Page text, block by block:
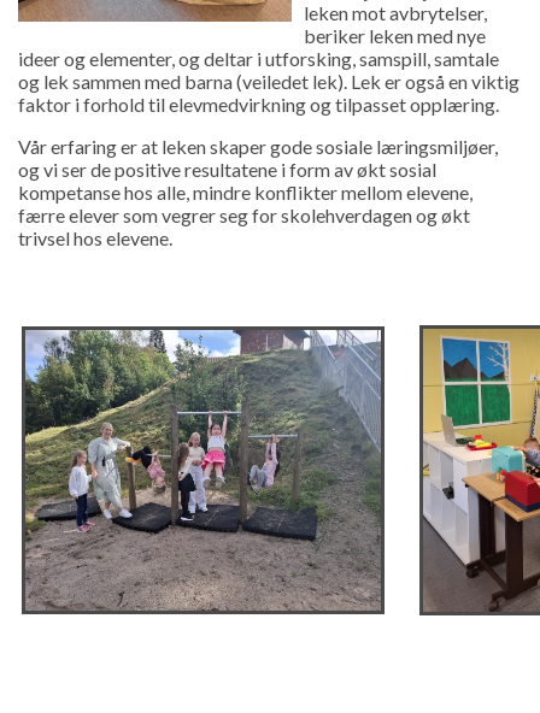
leken mot avbrytelser,
beriker leken med nye
ideer og elementer, og deltar i utforsking, samspill, samtale
og lek sammen med barna (veiledet lek). Lek er også en viktig
faktor i forhold til elevmedvirkning og tilpasset opplæring.
Vår erfaring er at leken skaper gode sosiale læringsmiljøer,
og vi ser de positive resultatene i form av økt sosial
kompetanse hos alle, mindre konflikter mellom elevene,
færre elever som vegrer seg for skolehverdagen og økt
trivsel hos elevene.